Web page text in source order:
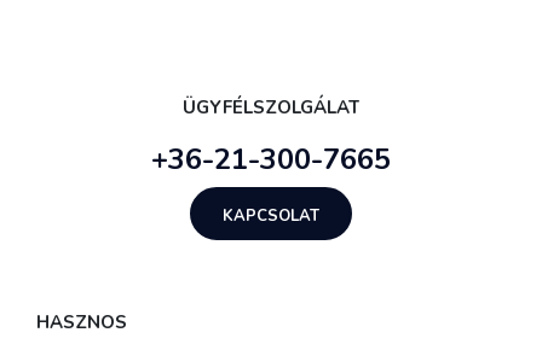
ÜGYFÉLSZOLGÁLAT
+36-21-300-7665
KAPCSOLAT
HASZNOS